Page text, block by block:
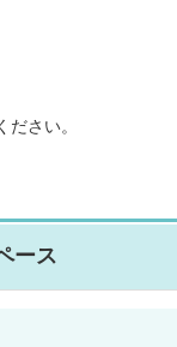
さい。
ース